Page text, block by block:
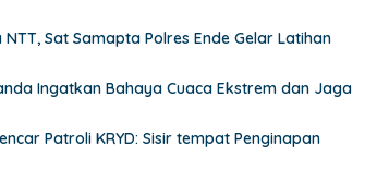
Sat Samapta Polres Ende Gelar Latihan
Ingatkan Bahaya Cuaca Ekstrem dan Jaga
Patroli KRYD: Sisir tempat Penginapan